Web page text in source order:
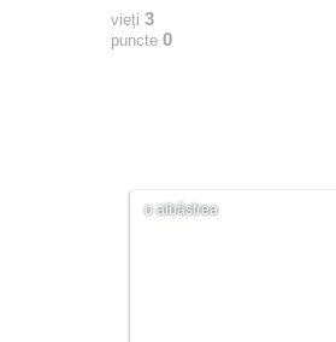
vieți 3
puncte 0
o albăstrea